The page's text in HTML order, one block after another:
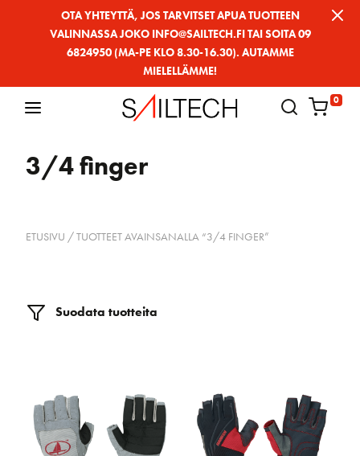
OTA YHTEYTTÄ, JOS TARVITSET APUA TUOTTEEN
VALINNASSA JOKO INFO@SAILTECH.FI TAI SOITA 09
6824950 (MA-PE KLO 8.30-16.30). AUTAMME
MIELELLÄMME!
0
3/4 finger
ETUSIVU / TUOTTEET AVAINSANALLA “3/4 FINGER”
Suodata tuotteita